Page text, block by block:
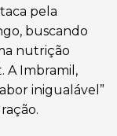
pela
buscando
nutrição
A Imbramil,
inigualável”